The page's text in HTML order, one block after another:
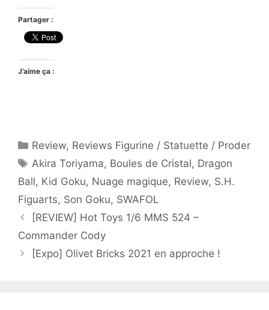
Partager :
J’aime ça :
Catégories
Review, Reviews Figurine / Statuette / Proder
Étiquettes
Akira Toriyama, Boules de Cristal, Dragon
Ball, Kid Goku, Nuage magique, Review, S.H.
Figuarts, Son Goku, SWAFOL
[REVIEW] Hot Toys 1/6 MMS 524 –
Commander Cody
[Expo] Olivet Bricks 2021 en approche !